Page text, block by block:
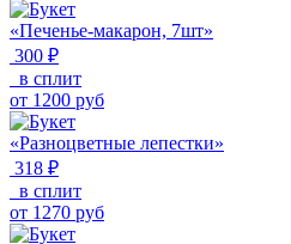
«Печенье-макарон, 7шт»
300 ₽
в сплит
от 1200 руб
«Разноцветные лепестки»
318 ₽
в сплит
от 1270 руб